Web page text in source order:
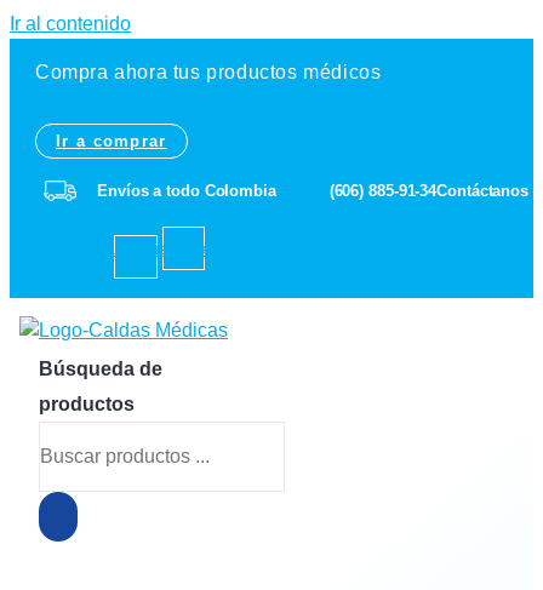
Ir al contenido
Compra ahora tus productos médicos
Ir a comprar
Envíos a todo Colombia (606) 885-91-34Contáctanos
Facebook-Instagram
Búsqueda de
productos